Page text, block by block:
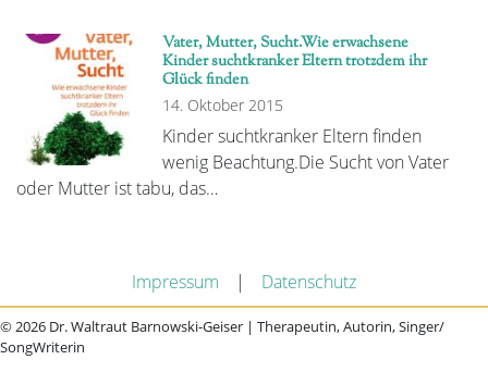
Vater, Mutter, Sucht.Wie erwachsene
Kinder suchtkranker Eltern trotzdem ihr
Glück finden
14. Oktober 2015
Kinder suchtkranker Eltern finden
wenig Beachtung.Die Sucht von Vater
oder Mutter ist tabu, das…
Impressum | Datenschutz
© 2026 Dr. Waltraut Barnowski-Geiser | Therapeutin, Autorin, Singer/
SongWriterin